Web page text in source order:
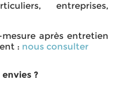
entreprises,
après entretien
: nous consulter
?